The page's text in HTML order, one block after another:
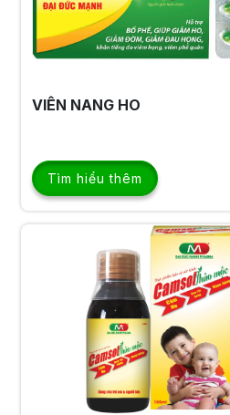
VIÊN NANG HO
Tìm hiểu thêm